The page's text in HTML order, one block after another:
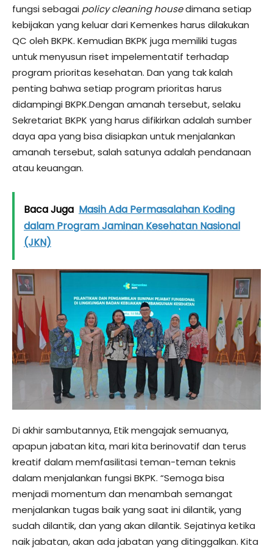
fungsi sebagai policy cleaning housedimana setiap
kebijakan yang keluar dari Kemenkes harus dilakukan
QC oleh BKPK. Kemudian BKPK juga memiliki tugas
untuk menyusun riset impelementatif terhadap
program prioritas kesehatan. Dan yang tak kalah
penting bahwa setiap program prioritas harus
didampingi BKPK.Dengan amanah tersebut, selaku
Sekretariat BKPK yang harus difikirkan adalah sumber
daya apa yang bisa disiapkan untuk menjalankan
amanah tersebut, salah satunya adalah pendanaan
atau keuangan.
Baca Juga Masih Ada Permasalahan Koding
dalam Program Jaminan Kesehatan Nasional
(JKN)
Di akhir sambutannya, Etik mengajak semuanya,
apapun jabatan kita, mari kita berinovatif dan terus
kreatif dalam memfasilitasi teman-teman teknis
dalam menjalankan fungsi BKPK. “Semoga bisa
menjadi momentum dan menambah semangat
menjalankan tugas baik yang saat ini dilantik, yang
sudah dilantik, dan yang akan dilantik. Sejatinya ketika
naik jabatan, akan ada jabatan yang ditinggalkan. Kita